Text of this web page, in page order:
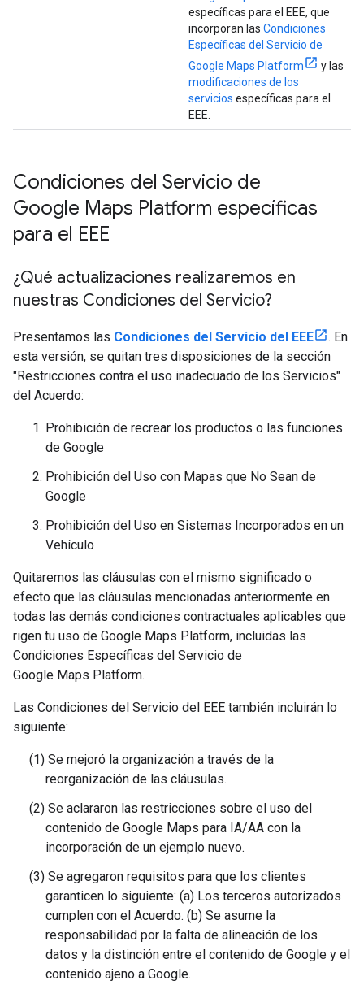
específicas para el EEE, que
incorporan las Condiciones
Específicas del Servicio de
Google Maps Platform
y las
modificaciones de los
servicios específicas para el
EEE.
Condiciones del Servicio de
Google Maps Platform específicas
para el EEE
¿Qué actualizaciones realizaremos en
nuestras Condiciones del Servicio?
Presentamos las Condiciones del Servicio del EEE
. En
esta versión, se quitan tres disposiciones de la sección
"Restricciones contra el uso inadecuado de los Servicios"
del Acuerdo:
Prohibición de recrear los productos o las funciones
de Google
Prohibición del Uso con Mapas que No Sean de
Google
Prohibición del Uso en Sistemas Incorporados en un
Vehículo
Quitaremos las cláusulas con el mismo significado o
efecto que las cláusulas mencionadas anteriormente en
todas las demás condiciones contractuales aplicables que
rigen tu uso de Google Maps Platform, incluidas las
Condiciones Específicas del Servicio de
Google Maps Platform.
Las Condiciones del Servicio del EEE también incluirán lo
siguiente:
(1) Se mejoró la organización a través de la
reorganización de las cláusulas.
(2) Se aclararon las restricciones sobre el uso del
contenido de Google Maps para IA/AA con la
incorporación de un ejemplo nuevo.
(3) Se agregaron requisitos para que los clientes
garanticen lo siguiente: (a) Los terceros autorizados
cumplen con el Acuerdo. (b) Se asume la
responsabilidad por la falta de alineación de los
datos y la distinción entre el contenido de Google y el
contenido ajeno a Google.